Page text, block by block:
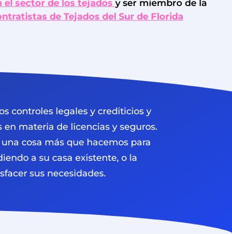
el sector de los tejados y ser miembro de la
de Tejados del Sur de Florida
controles legales y crediticios y
materia de licencias y seguros.
cosa más que hacemos para
a su casa existente, o la
sus necesidades.